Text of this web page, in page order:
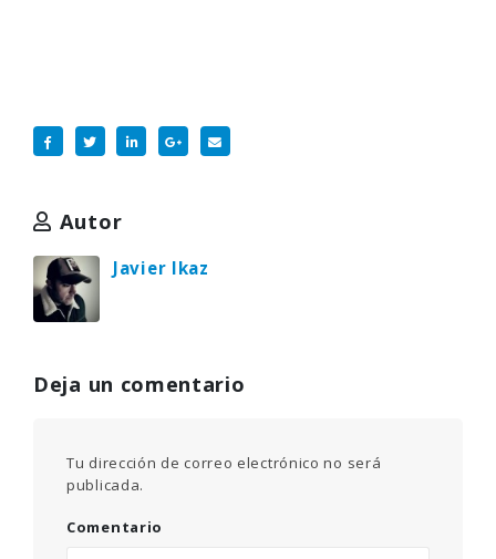
Autor
Javier Ikaz
Deja un comentario
Tu dirección de correo electrónico no será
publicada.
Comentario